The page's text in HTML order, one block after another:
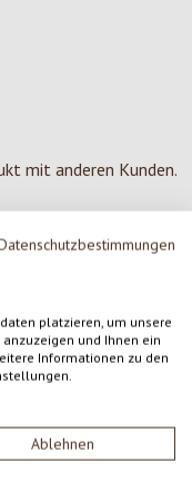
platzieren, um unsere
und Ihnen ein
Informationen zu den
Ablehnen
5 Sternen
mit anderen Kunden.
anzeigen.
voran und teile